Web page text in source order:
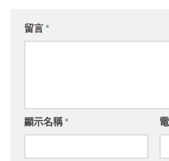
留言*
顯示名稱*